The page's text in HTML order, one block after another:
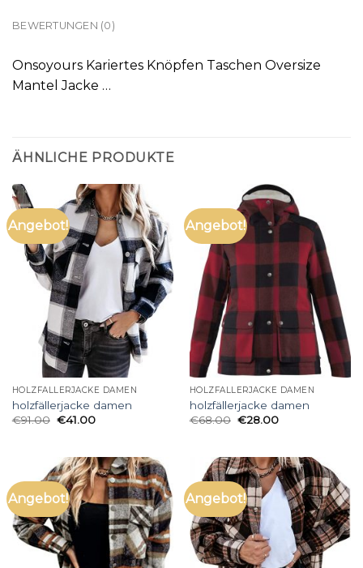
BEWERTUNGEN (0)
Onsoyours Kariertes Knöpfen Taschen Oversize
Mantel Jacke …
ÄHNLICHE PRODUKTE
Angebot!
HOLZFÄLLERJACKE DAMEN
holzfällerjacke damen
€91.00 €41.00
Angebot!
HOLZFÄLLERJACKE DAMEN
holzfällerjacke damen
€68.00 €28.00
Angebot! Angebot!